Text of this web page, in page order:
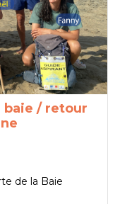
baie / retour
de la Baie